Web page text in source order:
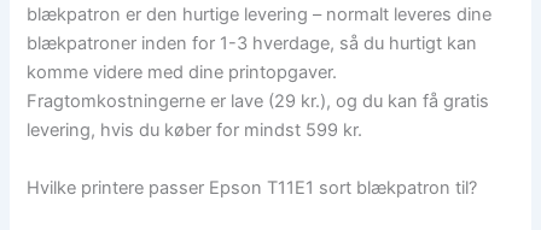
blækpatron er den hurtige levering – normalt leveres dine
blækpatroner inden for 1-3 hverdage, så du hurtigt kan
komme videre med dine printopgaver.
Fragtomkostningerne er lave (29 kr.), og du kan få gratis
levering, hvis du køber for mindst 599 kr.
Hvilke printere passer Epson T11E1 sort blækpatron til?